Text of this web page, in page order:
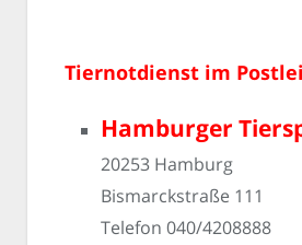
Tiernotdienst im
Hamburger
20253 Hamburg
Bismarckstraße 111
Telefon 040/4208888